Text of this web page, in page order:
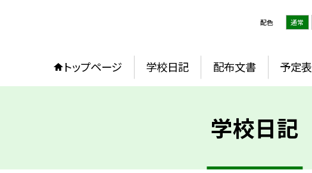
配色 通常
トップページ 学校日記 配布文書 予定表
学校日記